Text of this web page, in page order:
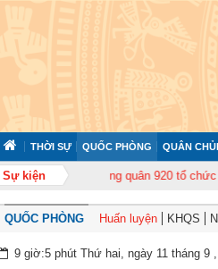
THỜI SỰ QUỐC PHÒNG QUÂN
Sự kiện
Trung đoàn Không quân 920 tổ chức Lễ
QUỐC PHÒNG Huấn luyện KHQS
9 giờ:5 phút Thứ hai, ngày 11 tháng 9